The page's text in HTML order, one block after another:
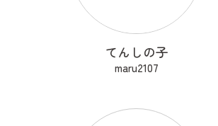
てんしの子
maru2107